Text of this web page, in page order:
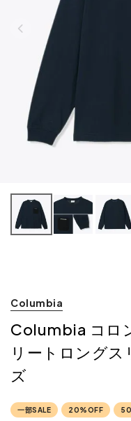
Columbia
Columbia コロ
リートロングス
ズ
一部SALE 20%OFF